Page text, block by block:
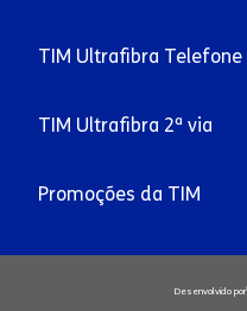
TIM Ultrafibra Telefone
TIM Ultrafibra 2ª via
Promoções da TIM
Desenvolvido por